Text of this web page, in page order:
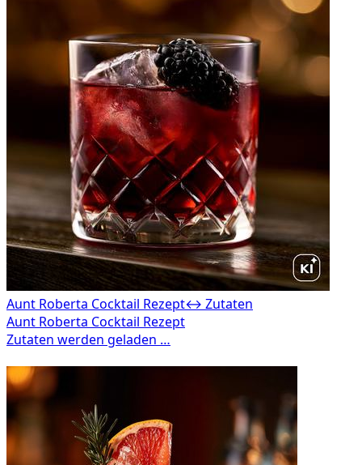
Aunt Roberta Cocktail Rezept↔ Zutaten